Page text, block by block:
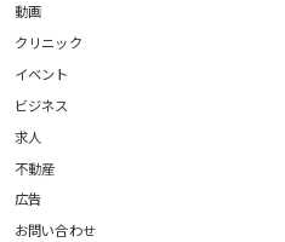
動画
クリニック
イベント
ビジネス
求人
不動産
広告
お問い合わせ